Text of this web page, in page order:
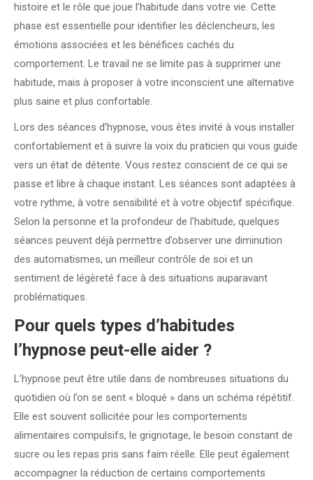
histoire et le rôle que joue l’habitude dans votre vie. Cette
phase est essentielle pour identifier les déclencheurs, les
émotions associées et les bénéfices cachés du
comportement. Le travail ne se limite pas à supprimer une
habitude, mais à proposer à votre inconscient une alternative
plus saine et plus confortable.
Lors des séances d’hypnose, vous êtes invité à vous installer
confortablement et à suivre la voix du praticien qui vous guide
vers un état de détente. Vous restez conscient de ce qui se
passe et libre à chaque instant. Les séances sont adaptées à
votre rythme, à votre sensibilité et à votre objectif spécifique.
Selon la personne et la profondeur de l’habitude, quelques
séances peuvent déjà permettre d’observer une diminution
des automatismes, un meilleur contrôle de soi et un
sentiment de légèreté face à des situations auparavant
problématiques.
Pour quels types d’habitudes
l’hypnose peut-elle aider ?
L’hypnose peut être utile dans de nombreuses situations du
quotidien où l’on se sent « bloqué » dans un schéma répétitif.
Elle est souvent sollicitée pour les comportements
alimentaires compulsifs, le grignotage, le besoin constant de
sucre ou les repas pris sans faim réelle. Elle peut également
accompagner la réduction de certains comportements